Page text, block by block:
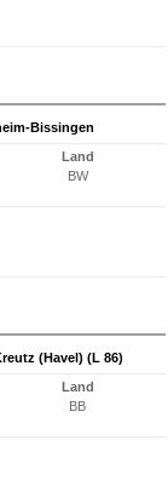
Bissingen
Land
BW
(Havel) (L 86)
Land
BB